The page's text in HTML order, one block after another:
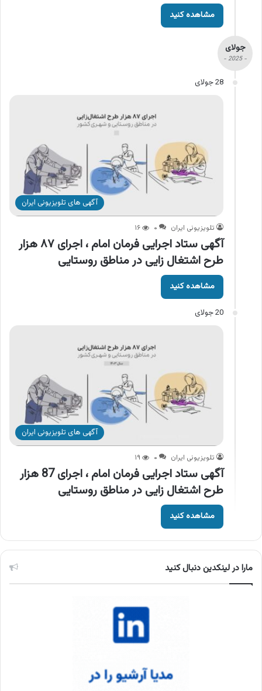
مشاهده کنید
جولای
- 2025 -
28 جولای
آگهی های تلویزیونی ایران
تلویزیونی ایران ۰ ۱۶
آگهی ستاد اجرایی فرمان امام ، اجرای ۸۷ هزار
طرح اشتغال زایی در مناطق روستایی
مشاهده کنید
20 جولای
آگهی های تلویزیونی ایران
تلویزیونی ایران ۰ ۱۹
آگهی ستاد اجرایی فرمان امام ، اجرای 87 هزار
طرح اشتغال زایی در مناطق روستایی
مشاهده کنید
مارا در لینکدین دنبال کنید